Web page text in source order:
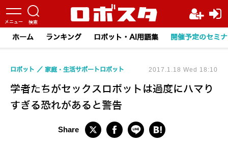
ホーム ランキング ロボット・AI用語集 開催予定のセミ
学者たちがセックスロボットは過度にハマり
すぎる恐れがあると警告
ロボット 家庭・生活サポートロボット 2017.1.18 Wed 18:10